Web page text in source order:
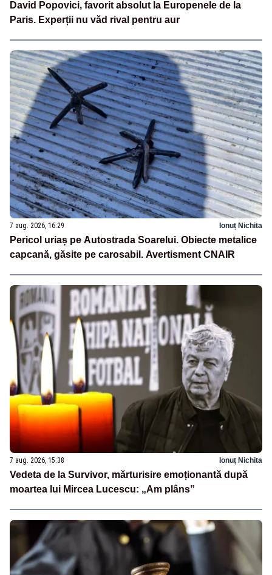
David Popovici, favorit absolut la Europenele de la
Paris. Experții nu văd rival pentru aur
7 aug. 2026, 16:29 Ionuț Nichita
Pericol uriaș pe Autostrada Soarelui. Obiecte metalice
capcană, găsite pe carosabil. Avertisment CNAIR
7 aug. 2026, 15:38 Ionuț Nichita
Vedeta de la Survivor, mărturisire emoționantă după
moartea lui Mircea Lucescu: „Am plâns”